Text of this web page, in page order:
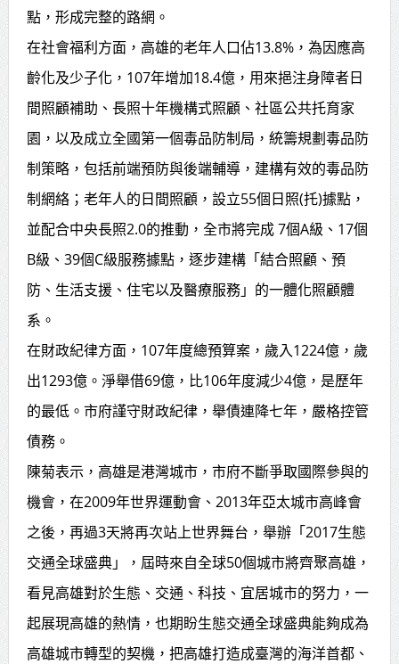
點，形成完整的路網。
在社會福利方面，高雄的老年人口佔13.8%，為因應高
齡化及少子化，107年增加18.4億，用來挹注身障者日
間照顧補助、長照十年機構式照顧、社區公共托育家
園，以及成立全國第一個毒品防制局，統籌規劃毒品防
制策略，包括前端預防與後端輔導，建構有效的毒品防
制網絡；老年人的日間照顧，設立55個日照(托)據點，
並配合中央長照2.0的推動，全市將完成 7個A級、17個
B級、39個C級服務據點，逐步建構「結合照顧、預
防、生活支援、住宅以及醫療服務」的一體化照顧體
系。
在財政紀律方面，107年度總預算案，歲入1224億，歲
出1293億。淨舉借69億，比106年度減少4億，是歷年
的最低。市府謹守財政紀律，舉債連降七年，嚴格控管
債務。
陳菊表示，高雄是港灣城市，市府不斷爭取國際參與的
機會，在2009年世界運動會、2013年亞太城市高峰會
之後，再過3天將再次站上世界舞台，舉辦「2017生態
交通全球盛典」，屆時來自全球50個城市將齊聚高雄，
看見高雄對於生態、交通、科技、宜居城市的努力，一
起展現高雄的熱情，也期盼生態交通全球盛典能夠成為
高雄城市轉型的契機，把高雄打造成臺灣的海洋首都、